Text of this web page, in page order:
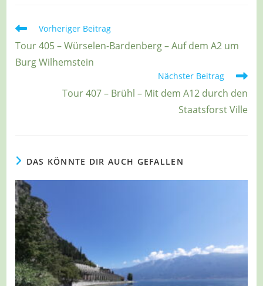
Weitere
ansehen
Vorheriger Beitrag
Tour 405 – Würselen-Bardenberg – Auf dem A2 um
Burg Wilhemstein
Nächster Beitrag
Tour 407 – Brühl – Mit dem A12 durch den
Staatsforst Ville
DAS KÖNNTE DIR AUCH GEFALLEN